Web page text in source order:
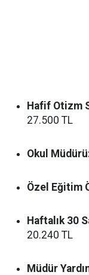
Hafif Otizm
27.500 TL
Okul
Özel Eğitim
Haftalık 30
20.240 TL
Müdür